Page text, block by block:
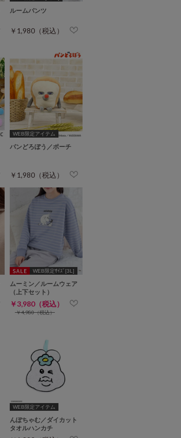
ルームパンツ
￥1,980（税込）
WEB限定アイテム
パンどろぼう／ポーチ
￥1,980（税込）
WEB限定ｻｲｽﾞ[3L]
ムーミン／ルームウェア
（上下セット）
￥3,980（税込）
￥4,980（税込）
WEB限定アイテム
んぽちゃむ／ダイカット
タオルハンカチ